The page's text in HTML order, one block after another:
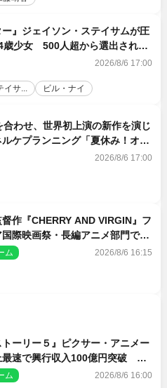
』ジェイソン・ステイサムが圧
歳少女 500人超から選出された
レイ・ブレスナックとは2026/8/6 17:00
イサ... ビル・ナイ
合わせ、世界初上演の新作を演じ
ケプランニング「夏休み！オ
ョップ2026」レポート【最終
2026/8/6 17:00
作『CHERRY AND VIRGIN』フ
国際映画祭・長編アニメ部門で観
賞！
ム 2026/8/6 16:15
ーリー５』ピクサー・アニメー
最速で興行収入100億円突破 シ
収が目前
ム 2026/8/6 16:00